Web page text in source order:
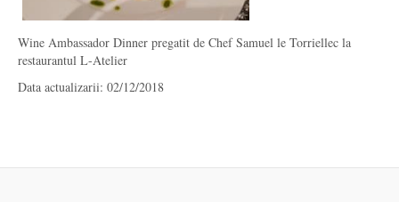
Wine Ambassador Dinner pregatit de Chef Samuel le Torriellec la
restaurantul L-Atelier
Data actualizarii: 02/12/2018